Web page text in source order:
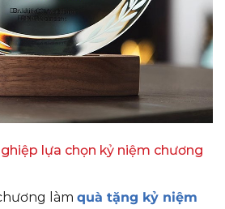
lựa chọn kỷ niệm chương
làm quà tặng kỷ niệm